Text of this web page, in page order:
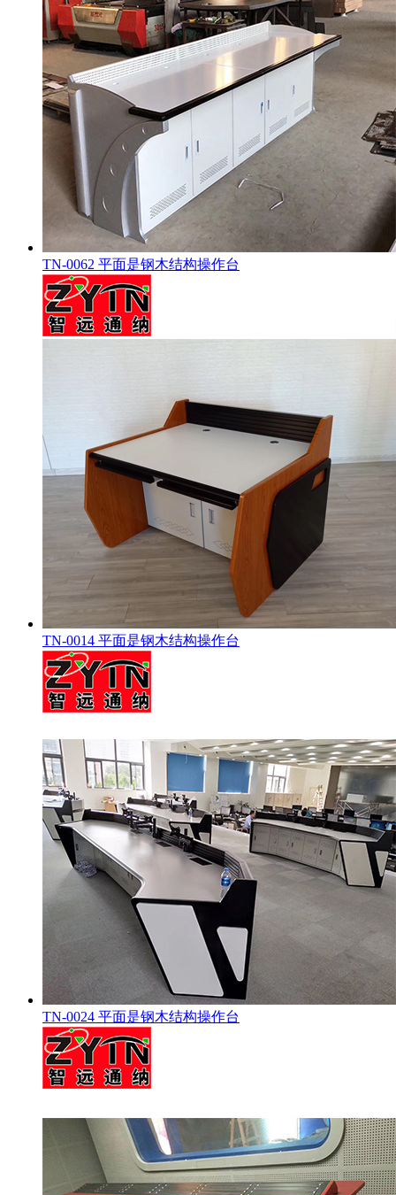
TN-0062 平面是钢木结构操作台
TN-0014 平面是钢木结构操作台
TN-0024 平面是钢木结构操作台